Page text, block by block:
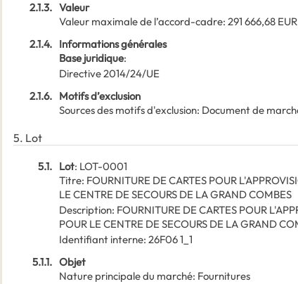
2.1.3. Valeur
Valeur maximale de l’accord-cadre: 291 666,68 EUR
2.1.4. Informations générales
Base juridique:
Directive 2014/24/UE
2.1.6. Motifs d’exclusion
Sources des motifs d'exclusion: Document de
5. Lot
5.1. Lot: LOT-0001
Titre: FOURNITURE DE CARTES POUR
LE CENTRE DE SECOURS DE LA GRAND COMBES
Description: FOURNITURE DE CARTES POUR
POUR LE CENTRE DE SECOURS DE LA GRAND
Identifiant interne: 26F06 1_1
5.1.1. Objet
Nature principale du marché: Fournitures